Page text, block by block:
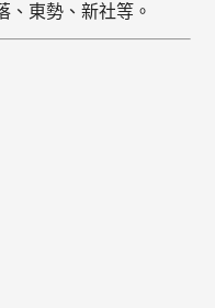
、東勢、新社等。